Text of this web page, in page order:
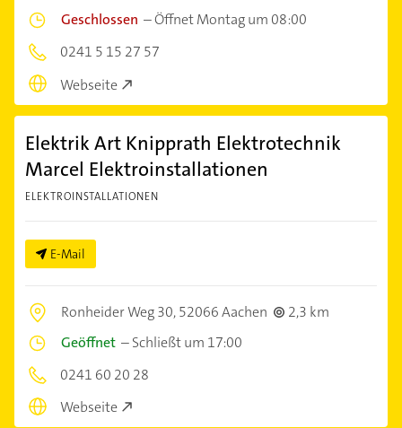
Geschlossen –Öffnet Montag um 08:00
0241 5 15 27 57
Webseite
Elektrik Art Knipprath Elektrotechnik
Marcel Elektroinstallationen
ELEKTROINSTALLATIONEN
E-Mail
Ronheider Weg 30,52066 Aachen
2,3 km
Geöffnet –Schließt um 17:00
0241 60 20 28
Webseite